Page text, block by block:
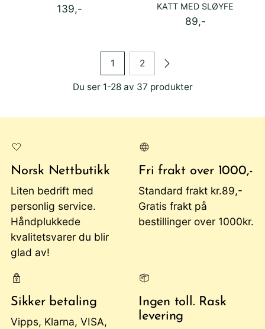
139,-
KATT MED SLØYFE
89,-
1 2
Du ser 1-28 av 37 produkter
Norsk Nettbutikk
Liten bedrift med
personlig service.
Håndplukkede
kvalitetsvarer du blir
glad av!
Fri frakt over 1000,-
Standard frakt kr.89,-
Gratis frakt på
bestillinger over 1000kr.
Sikker betaling
Vipps, Klarna, VISA,
Ingen toll. Rask
levering